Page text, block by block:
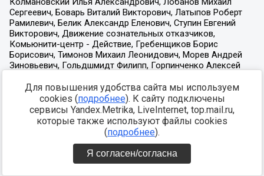
Для повышения удобства сайта мы используем
cookies (подробнее). К сайту подключены
сервисы Yandex.Metrika, LiveInternet, top.mail.ru,
которые также используют файлы cookies
(подробнее).
Я согласен/согласна